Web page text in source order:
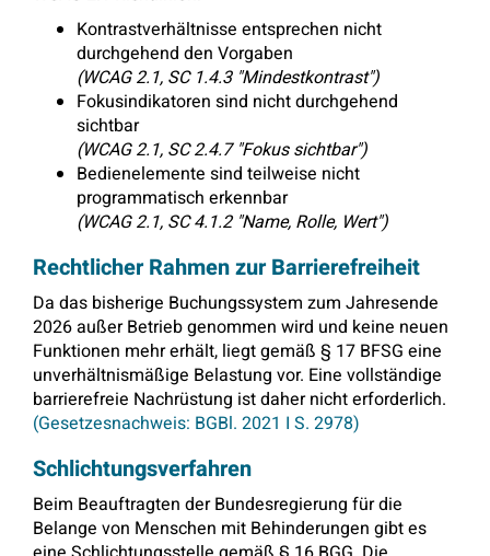
Kontrastverhältnisse entsprechen nicht
durchgehend den Vorgaben
(WCAG 2.1, SC 1.4.3 "Mindestkontrast")
Fokusindikatoren sind nicht durchgehend
sichtbar
(WCAG 2.1, SC 2.4.7 "Fokus sichtbar")
Bedienelemente sind teilweise nicht
programmatisch erkennbar
(WCAG 2.1, SC 4.1.2 "Name, Rolle, Wert")
Rechtlicher Rahmen zur Barrierefreiheit
Da das bisherige Buchungssystem zum Jahresende
2026 außer Betrieb genommen wird und keine neuen
Funktionen mehr erhält, liegt gemäß § 17 BFSG eine
unverhältnismäßige Belastung vor. Eine vollständige
barrierefreie Nachrüstung ist daher nicht erforderlich.
(Gesetzesnachweis: BGBl. 2021 I S. 2978)
Schlichtungsverfahren
Beim Beauftragten der Bundesregierung für die
Belange von Menschen mit Behinderungen gibt es